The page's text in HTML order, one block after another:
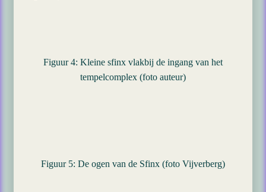
Figuur 4: Kleine sfinx vlakbij de ingang van het
tempelcomplex (foto auteur)
Figuur 5: De ogen van de Sfinx (foto Vijverberg)